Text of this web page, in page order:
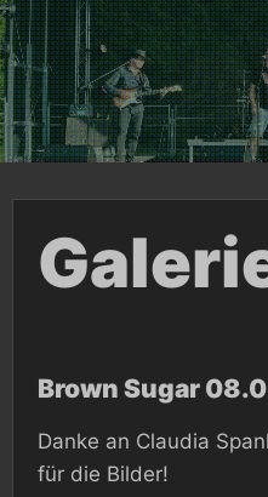
Brown Sugar
Danke an Claudia
für die Bilder!